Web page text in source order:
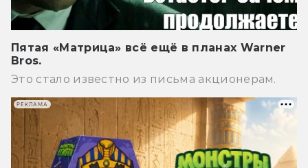
Пятая «Матрица» всё ещё в планах Warner
Bros.
Это стало известно из письма акционерам.
РЕКЛАМА